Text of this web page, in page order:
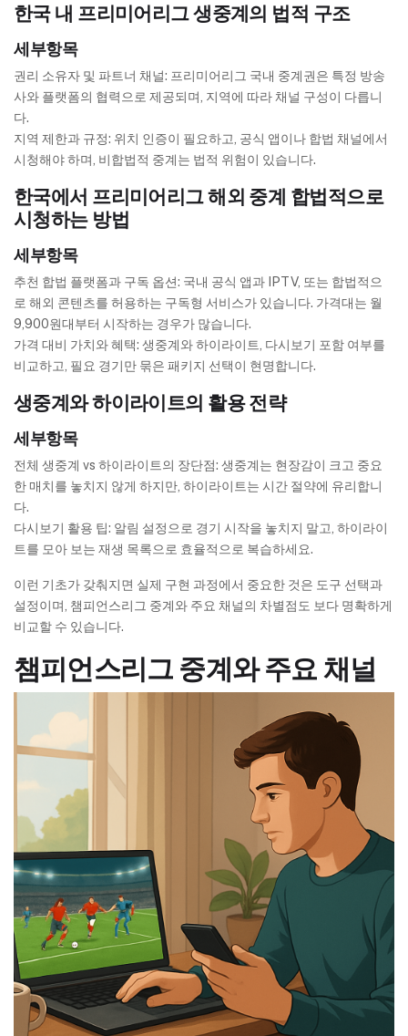
한국 내 프리미어리그 생중계의 법적 구조
세부항목
권리 소유자 및 파트너 채널: 프리미어리그 국내 중계권은 특정 방송
사와 플랫폼의 협력으로 제공되며, 지역에 따라 채널 구성이 다릅니
다.
지역 제한과 규정: 위치 인증이 필요하고, 공식 앱이나 합법 채널에서
시청해야 하며, 비합법적 중계는 법적 위험이 있습니다.
한국에서 프리미어리그 해외 중계 합법적으로
시청하는 방법
세부항목
추천 합법 플랫폼과 구독 옵션: 국내 공식 앱과 IPTV, 또는 합법적으
로 해외 콘텐츠를 허용하는 구독형 서비스가 있습니다. 가격대는 월
9,900원대부터 시작하는 경우가 많습니다.
가격 대비 가치와 혜택: 생중계와 하이라이트, 다시보기 포함 여부를
비교하고, 필요 경기만 묶은 패키지 선택이 현명합니다.
생중계와 하이라이트의 활용 전략
세부항목
전체 생중계 vs 하이라이트의 장단점: 생중계는 현장감이 크고 중요
한 매치를 놓치지 않게 하지만, 하이라이트는 시간 절약에 유리합니
다.
다시보기 활용 팁: 알림 설정으로 경기 시작을 놓치지 말고, 하이라이
트를 모아 보는 재생 목록으로 효율적으로 복습하세요.
이런 기초가 갖춰지면 실제 구현 과정에서 중요한 것은 도구 선택과
설정이며, 챔피언스리그 중계와 주요 채널의 차별점도 보다 명확하게
비교할 수 있습니다.
챔피언스리그 중계와 주요 채널